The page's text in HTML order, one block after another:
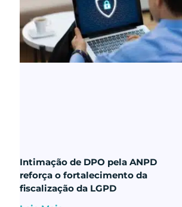
Intimação de DPO pela ANPD
reforça o fortalecimento da
fiscalização da LGPD